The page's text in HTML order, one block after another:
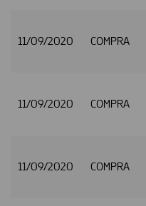
11/09/2020 COMPRA
11/09/2020 COMPRA
11/09/2020 COMPRA